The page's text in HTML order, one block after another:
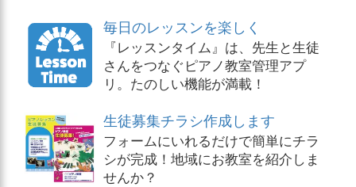
毎日のレッスンを楽しく
『レッスンタイム』は、先生と生徒
さんをつなぐピアノ教室管理アプ
リ。たのしい機能が満載！
生徒募集チラシ作成します
フォームにいれるだけで簡単にチラ
シが完成！地域にお教室を紹介しま
せんか？